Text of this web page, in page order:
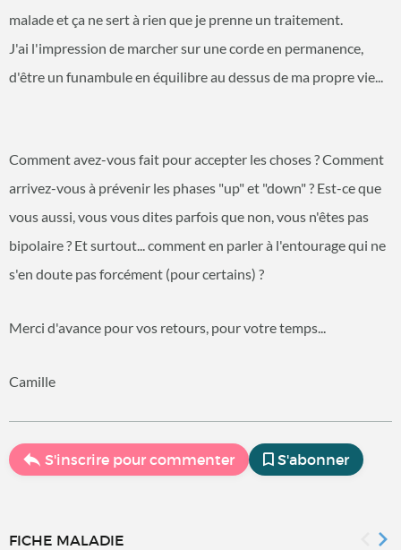
malade et ça ne sert à rien que je prenne un traitement.
J'ai l'impression de marcher sur une corde en permanence,
d'être un funambule en équilibre au dessus de ma propre vie...
Comment avez-vous fait pour accepter les choses ? Comment
arrivez-vous à prévenir les phases "up" et "down" ? Est-ce que
vous aussi, vous vous dites parfois que non, vous n'êtes pas
bipolaire ? Et surtout... comment en parler à l'entourage qui ne
s'en doute pas forcément (pour certains) ?
Merci d'avance pour vos retours, pour votre temps...
Camille
S'inscrire pour commenter S'abonner
FICHE MALADIE